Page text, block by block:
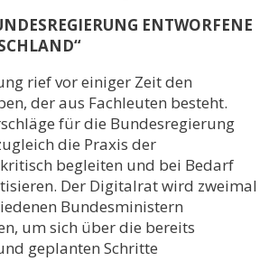
ENTWORFENE
rief vor einiger Zeit den
der aus Fachleuten besteht.
für die Bundesregierung
die Praxis der
begleiten und bei Bedarf
Der Digitalrat wird zweimal
Bundesministern
um sich über die bereits
geplanten Schritte